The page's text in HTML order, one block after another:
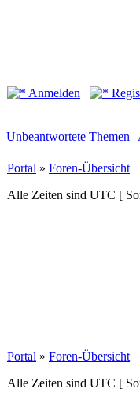
Anmelden
Unbeantwortete Themen |
Portal » Foren-Übersicht
Alle Zeiten sind UTC [
Portal » Foren-Übersicht
Alle Zeiten sind UTC [